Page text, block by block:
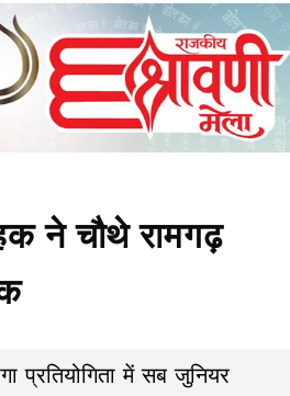
ने चौथे रामगढ़
प्रतियोगिता में सब जुनियर